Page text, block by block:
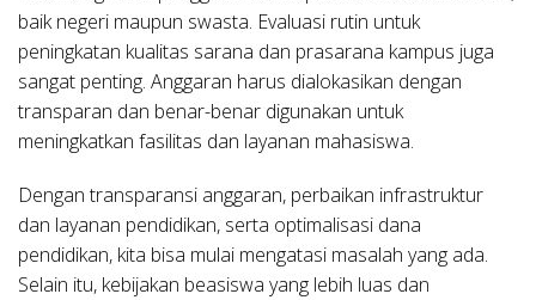
baik negeri maupun swasta. Evaluasi rutin untuk
peningkatan kualitas sarana dan prasarana kampus juga
sangat penting. Anggaran harus dialokasikan dengan
transparan dan benar-benar digunakan untuk
meningkatkan fasilitas dan layanan mahasiswa.
Dengan transparansi anggaran, perbaikan infrastruktur
dan layanan pendidikan, serta optimalisasi dana
pendidikan, kita bisa mulai mengatasi masalah yang ada.
Selain itu, kebijakan beasiswa yang lebih luas dan